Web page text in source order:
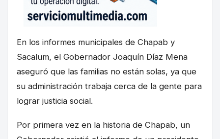
En los informes municipales de Chapab y
Sacalum, el Gobernador Joaquín Díaz Mena
aseguró que las familias no están solas, ya que
su administración trabaja cerca de la gente para
lograr justicia social.
Por primera vez en la historia de Chapab, un